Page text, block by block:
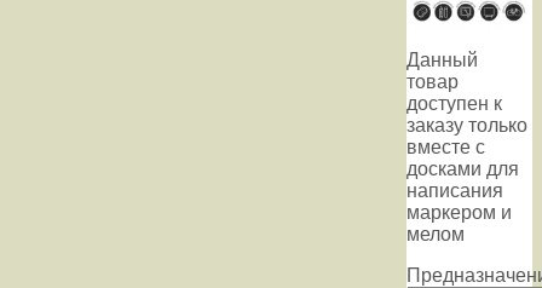
Данный
товар
доступен к
заказу только
вместе с
досками для
написания
маркером и
мелом